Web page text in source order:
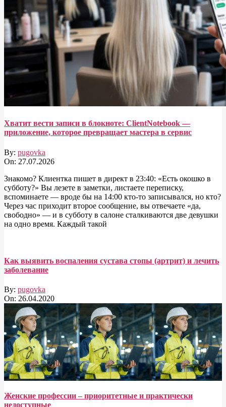
Хватит вести записи в блокноте: ClientNotebook —
приложение, которое превращает мастера в сервис
By: pugovka
On: 27.07.2026
Знакомо? Клиентка пишет в директ в 23:40: «Есть окошко в
субботу?» Вы лезете в заметки, листаете переписку,
вспоминаете — вроде бы на 14:00 кто-то записывался, но кто?
Через час приходит второе сообщение, вы отвечаете «да,
свободно» — и в субботу в салоне сталкиваются две девушки
на одно время. Каждый такой
Как выявить воспаления сустава стопы (артрит) и лечить
заболевание
By: pugovka
On: 26.04.2020
Женские профессии – приоритетные и практически
недоступные